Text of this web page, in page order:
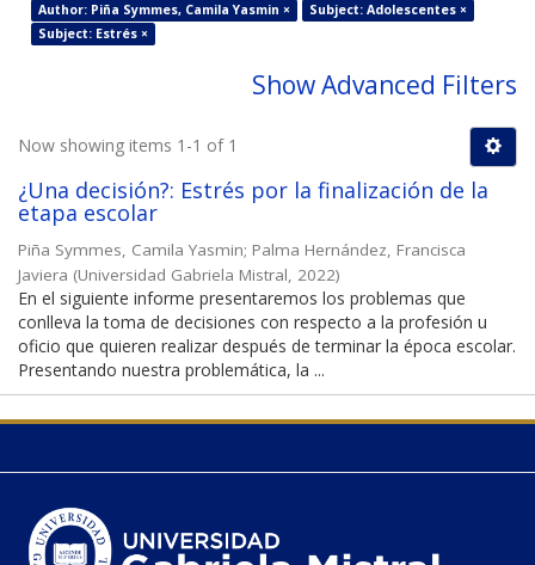
Author: Piña Symmes, Camila Yasmin ×
Subject: Adolescentes ×
Subject: Estrés ×
Show Advanced Filters
Now showing items 1-1 of 1
¿Una decisión?: Estrés por la finalización de la
etapa escolar
Piña Symmes, Camila Yasmin; Palma Hernández, Francisca
Javiera (Universidad Gabriela Mistral, 2022)
En el siguiente informe presentaremos los problemas que
conlleva la toma de decisiones con respecto a la profesión u
oficio que quieren realizar después de terminar la época escolar.
Presentando nuestra problemática, la ...